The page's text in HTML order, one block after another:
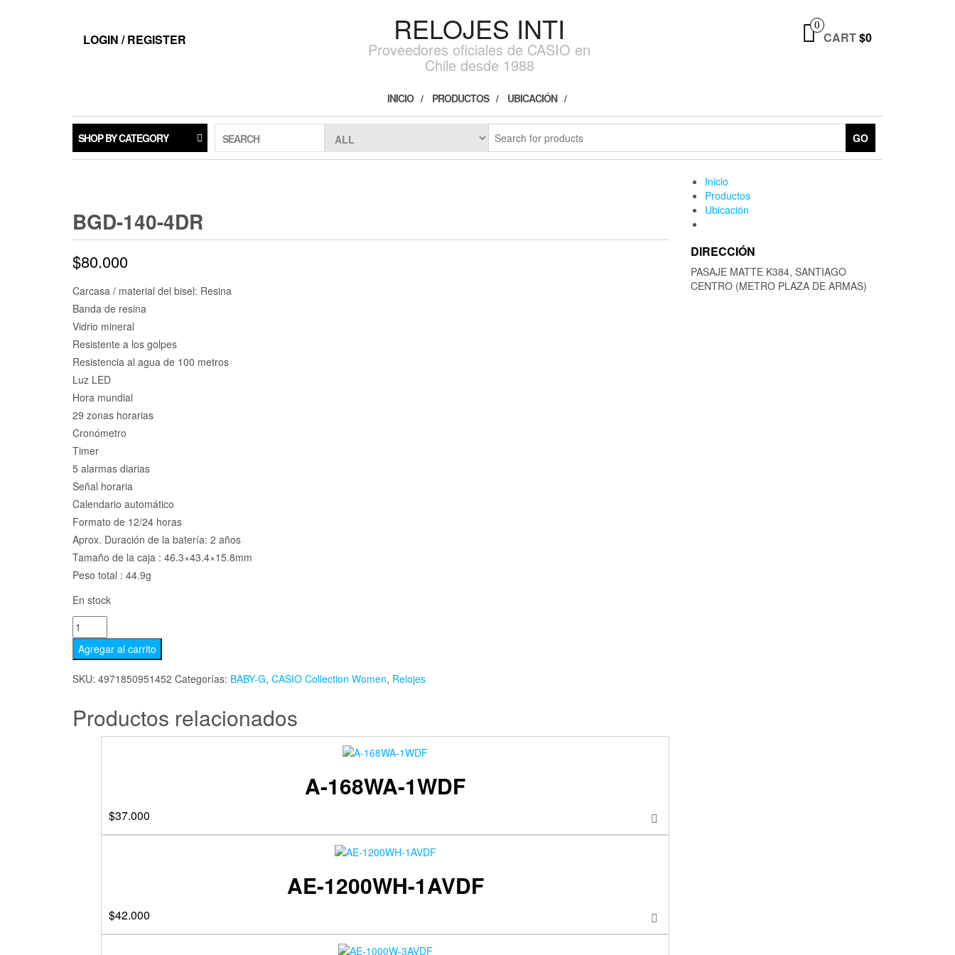
RELOJES INTI
Proveedores oficiales de CASIO en
Chile desde 1988
LOGIN / REGISTER
0
CART$0
INICIO PRODUCTOS UBICACIÓN
SHOP BY CATEGORY SEARCH GO
BGD-140-4DR
$80.000
Carcasa / material del bisel: Resina
Banda de resina
Vidrio mineral
Resistente a los golpes
Resistencia al agua de 100 metros
Luz LED
Hora mundial
29 zonas horarias
Cronómetro
Timer
5 alarmas diarias
Señal horaria
Calendario automático
Formato de 12/24 horas
Aprox. Duración de la batería: 2 años
Tamaño de la caja : 46.3×43.4×15.8mm
Peso total : 44.9g
En stock
Agregar al carrito
SKU: 4971850951452 Categorías: BABY-G, CASIO Collection Women, Relojes
Productos relacionados
A-168WA-1WDF
$37.000
AE-1200WH-1AVDF
$42.000
Inicio
Productos
Ubicación
DIRECCIÓN
PASAJE MATTE K384, SANTIAGO
CENTRO (METRO PLAZA DE ARMAS)